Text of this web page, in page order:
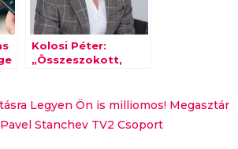
Kolosi Péter:
„Összeszokott,
Legyen Ön is milliomos! Megasztár
Pavel Stanchev TV2 Csoport